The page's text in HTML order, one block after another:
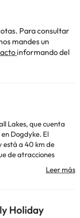
Para consultar
mandes un
informando del
Lakes, que cuenta
Dogdyke. El
está a 40 km de
de atracciones
con nevera y
de Humberside)
Holiday